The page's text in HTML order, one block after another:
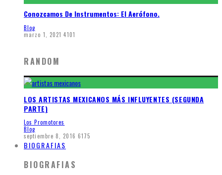
Conozcamos De Instrumentos: El Aerófono.
Blog
marzo 1, 2021 4101
RANDOM
LOS ARTISTAS MEXICANOS MÁS INFLUYENTES (SEGUNDA
PARTE)
Los Promotores
Blog
septiembre 8, 2016 6175
BIOGRAFIAS
BIOGRAFIAS